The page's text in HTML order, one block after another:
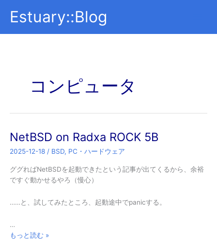
Estuary::Blog
コンピュータ
NetBSD on Radxa ROCK 5B
2025-12-18 / BSD, PC・ハードウェア
ググればNetBSDを起動できたという記事が出てくるから、余裕
ですぐ動かせるやろ（慢心）
……と、試してみたところ、起動途中でpanicする。
…
NetBSD
もっと読む »